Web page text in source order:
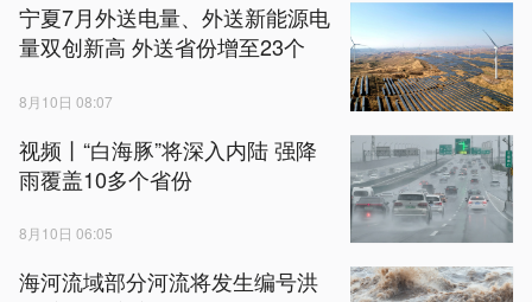
宁夏7月外送电量、外送新能源电
量双创新高 外送省份增至23个
8月10日 08:07
视频丨“白海豚”将深入内陆 强降
雨覆盖10多个省份
8月10日 06:05
海河流域部分河流将发生编号洪